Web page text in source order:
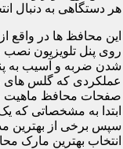
هر دستگاهی به دنبال
این محافظ ها در
روی پنل تلویزیون نصب
شدن ضربه و آسیب به
عملکردی که گلس های
صفحات محافظ ماهیت
ابتدا به مشخصاتی که
سپس برخی از بهترین
انتخاب بهترین مارک